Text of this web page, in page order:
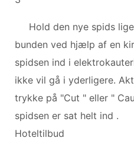
Hold den nye spids
bunden ved hjælp af en
spidsen ind i
ikke vil gå i yderligere.
trykke på "Cut " eller "
spidsen er sat helt ind .
Hoteltilbud